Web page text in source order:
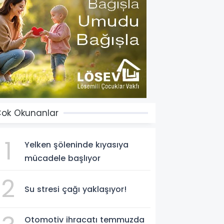
Okunanlar
1
Yelken şöleninde kıyasıya
mücadele başlıyor
2 Su stresi çağı yaklaşıyor!
Otomotiv ihracatı temmuzda